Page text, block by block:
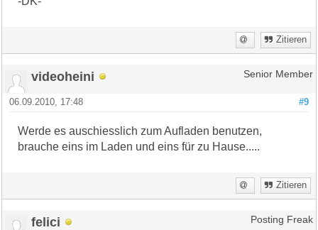
Zitieren
videoheini Senior Member
#9
06.09.2010, 17:48
Werde es auschiesslich zum Aufladen benutzen,
brauche eins im Laden und eins für zu Hause.....
Zitieren
felici Posting Freak